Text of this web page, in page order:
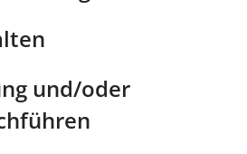
und/oder